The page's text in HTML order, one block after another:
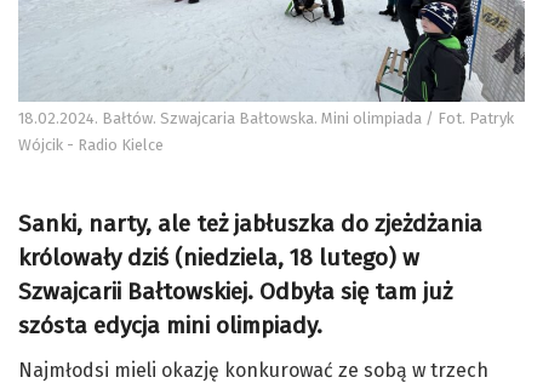
18.02.2024. Bałtów. Szwajcaria Bałtowska. Mini olimpiada / Fot. Patryk
Wójcik - Radio Kielce
Sanki, narty, ale też jabłuszka do zjeżdżania
królowały dziś (niedziela, 18 lutego) w
Szwajcarii Bałtowskiej. Odbyła się tam już
szósta edycja mini olimpiady.
Najmłodsi mieli okazję konkurować ze sobą w trzech